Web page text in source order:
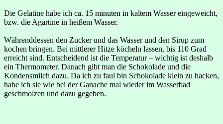
Die Gelatine habe ich ca. 15 minuten in kaltem Wasser eingeweicht,
bzw. die Agartine in heißem Wasser.
Währenddessen den Zucker und das Wasser und den Sirup zum
kochen bringen. Bei mittlerer Hitze köcheln lassen, bis 110 Grad
erreicht sind. Entscheidend ist die Temperatur – wichtig ist deshalb
ein Thermometer. Danach gibt man die Schokolade und die
Kondensmilch dazu. Da ich zu faul bin Schokolade klein zu hacken,
habe ich sie wie bei der Ganache mal wieder im Wasserbad
geschmolzen und dazu gegeben.